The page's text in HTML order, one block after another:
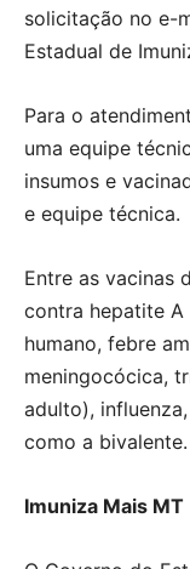
solicitação no e-
Estadual de
Para o
uma equipe
insumos e
e equipe técnica.
Entre as vacinas
contra hepatite
humano, febre
meningocócica,
adulto),
como a bivalente.
Imuniza Mais MT